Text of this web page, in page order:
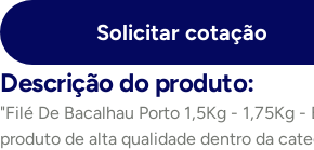
Solicitar cotação
Descrição do produto:
"Filé De Bacalhau Porto 1,5Kg - 1,75Kg
produto de alta qualidade dentro da